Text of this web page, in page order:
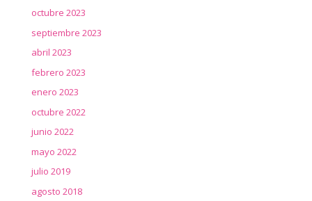
octubre 2023
septiembre 2023
abril 2023
febrero 2023
enero 2023
octubre 2022
junio 2022
mayo 2022
julio 2019
agosto 2018